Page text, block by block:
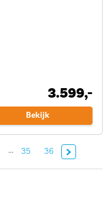
3.599,-
Bekijk
... 35 36 Volgende »